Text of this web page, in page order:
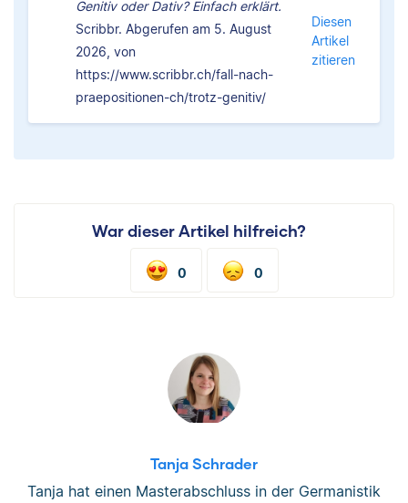
Genitiv oder Dativ? Einfach erklärt.
Scribbr. Abgerufen am 5. August
2026, von
https://www.scribbr.ch/fall-nach-
praepositionen-ch/trotz-genitiv/
Diesen
Artikel
zitieren
War dieser Artikel hilfreich?
0 0
Tanja Schrader
Tanja hat einen Masterabschluss in der Germanistik